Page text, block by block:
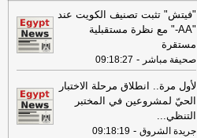
"فيتش" تثبت تصنيف الكويت عند
"AA-" مع نظرة مستقبلية
مستقرة
صحيفة مباشر -
09:18:27
لأول مرة.. انطلاق مرحلة الاختبار
الحيّ لمشروعين في المختبر
التنظي...
جريدة الشروق -
09:18:19